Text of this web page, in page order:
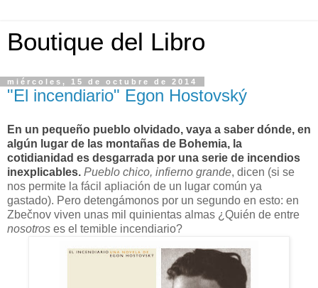
Boutique del Libro
miércoles, 15 de octubre de 2014
"El incendiario" Egon Hostovský
En un pequeño pueblo olvidado, vaya a saber dónde, en
algún lugar de las montañas de Bohemia, la
cotidianidad es desgarrada por una serie de incendios
inexplicables. Pueblo chico, infierno grande, dicen (si se
nos permite la fácil apliación de un lugar común ya
gastado). Pero detengámonos por un segundo en esto: en
Zbečnov viven unas mil quinientas almas ¿Quién de entre
nosotros es el temible incendiario?